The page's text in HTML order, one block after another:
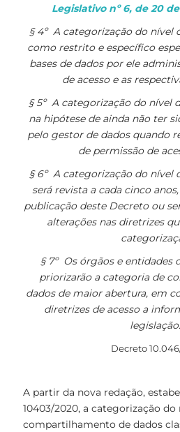
Legislativo nº 6, de 20
§ 4º A categorização do
como restrito e específico
bases de dados por ele
de acesso e as
§ 5º A categorização do nível
na hipótese de ainda não ter
pelo gestor de dados quando
de permissão de
§ 6º A categorização do
será revista a cada cinco
publicação deste Decreto ou
alterações nas diretrizes
§ 7º Os órgãos e entidades
priorizarão a categoria de
dados de maior abertura, em
diretrizes de acesso a
legislação.
Decreto
A partir da nova redação,
10403/2020, a categorização do
compartilhamento de dados